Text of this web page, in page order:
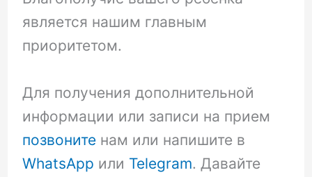
является нашим главным
приоритетом.
Для получения дополнительной
информации или записи на прием
позвоните нам или напишите в
WhatsApp или Telegram. Давайте